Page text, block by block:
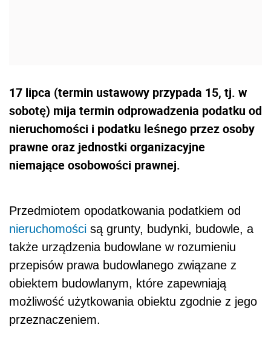
17 lipca (termin ustawowy przypada 15, tj. w
sobotę) mija termin odprowadzenia podatku od
nieruchomości i podatku leśnego przez osoby
prawne oraz jednostki organizacyjne
niemające osobowości prawnej.
Przedmiotem opodatkowania podatkiem od
nieruchomości są grunty, budynki, budowle, a
także urządzenia budowlane w rozumieniu
przepisów prawa budowlanego związane z
obiektem budowlanym, które zapewniają
możliwość użytkowania obiektu zgodnie z jego
przeznaczeniem.